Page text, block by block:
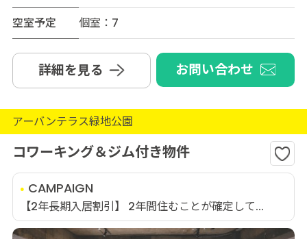
空室予定
個室：7
詳細を見る お問い合わせ
アーバンテラス緑地公園
コワーキング＆ジム付き物件
CAMPAIGN
【2年長期入居割引】 2年間住むことが確定して...